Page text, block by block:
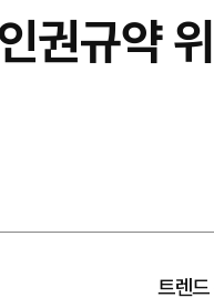
권규약
트렌